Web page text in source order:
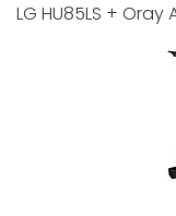
LG HU85LS +